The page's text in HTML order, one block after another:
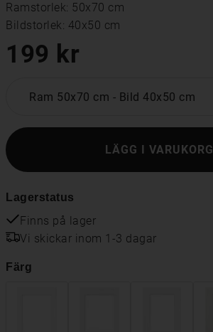
Ramstorlek: 50x70 cm
Bildstorlek: 40x50 cm
199 kr
Ram 50x70 cm - Bild 40x50 cm
LÄGG I VARUKORG
Lagerstatus
Finns på lager
Vi skickar inom 1-3 dagar
Färg